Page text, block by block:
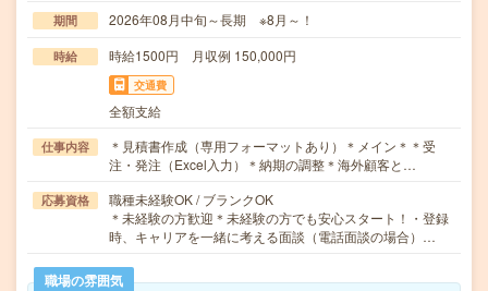
期間 2026年08月中旬～長期 ※8月～！
時給 時給1500円 月収例 150,000円
交通費
全額支給
仕事内容
＊見積書作成（専用フォーマットあり）＊メイン＊＊受
注・発注（Excel入力）＊納期の調整＊海外顧客と…
応募資格
職種未経験OK / ブランクOK
＊未経験の方歓迎＊未経験の方でも安心スタート！・登録
時、キャリアを一緒に考える面談（電話面談の場合）…
職場の雰囲気